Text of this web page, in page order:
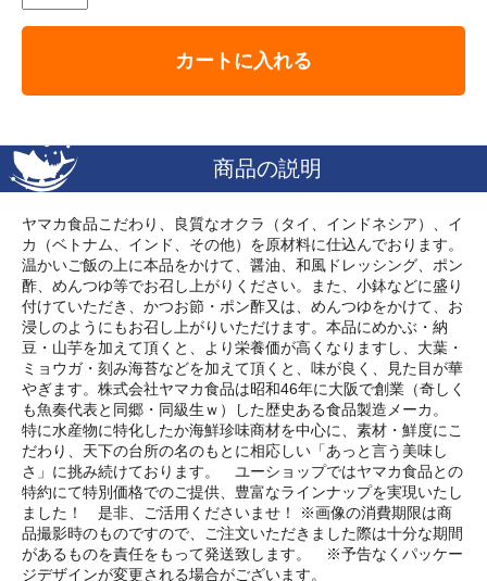
カートに入れる
商品の説明
ヤマカ食品こだわり、良質なオクラ（タイ、インドネシア）、イ
カ（ベトナム、インド、その他）を原材料に仕込んでおります。
温かいご飯の上に本品をかけて、醤油、和風ドレッシング、ポン
酢、めんつゆ等でお召し上がりください。また、小鉢などに盛り
付けていただき、かつお節・ポン酢又は、めんつゆをかけて、お
浸しのようにもお召し上がりいただけます。本品にめかぶ・納
豆・山芋を加えて頂くと、より栄養価が高くなりますし、大葉・
ミョウガ・刻み海苔などを加えて頂くと、味が良く、見た目が華
やぎます。株式会社ヤマカ食品は昭和46年に大阪で創業（奇しく
も魚奏代表と同郷・同級生ｗ）した歴史ある食品製造メーカ。
特に水産物に特化したか海鮮珍味商材を中心に、素材・鮮度にこ
だわり、天下の台所の名のもとに相応しい「あっと言う美味し
さ」に挑み続けております。 ユーショップではヤマカ食品との
特約にて特別価格でのご提供、豊富なラインナップを実現いたし
ました！ 是非、ご活用くださいませ！ ※画像の消費期限は商
品撮影時のものですので、ご注文いただきました際は十分な期間
があるものを責任をもって発送致します。 ※予告なくパッケー
ジデザインが変更される場合がございます。